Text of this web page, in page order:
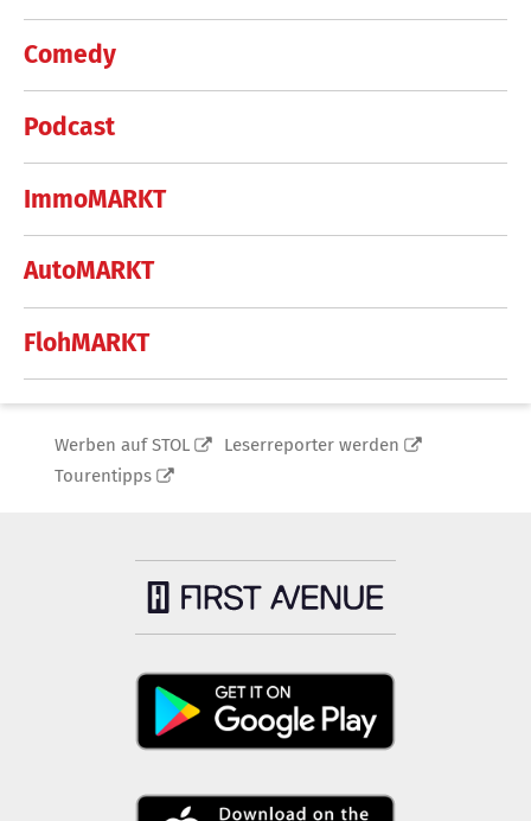
Comedy
Podcast
ImmoMARKT
AutoMARKT
FlohMARKT
Werben auf STOL
Leserreporter werden
Tourentipps